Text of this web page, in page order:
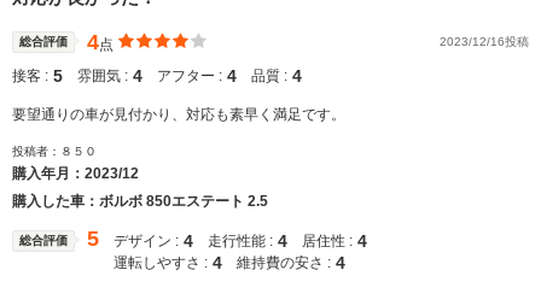
総合評価 4点 2023/12/16投稿
接客 : 5 雰囲気 : 4 アフター : 4 品質 : 4
要望通りの車が見付かり、対応も素早く満足です。
投稿者：８５０
購入年月： 2023/12
購入した車：ボルボ 850エステート 2.5
総合評価 5 デザイン : 4 走行性能 : 4 居住性 : 4
運転しやすさ : 4 維持費の安さ : 4